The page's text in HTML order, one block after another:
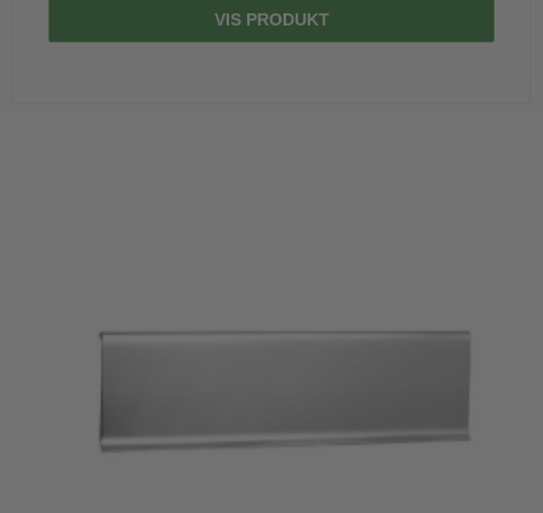
VIS PRODUKT